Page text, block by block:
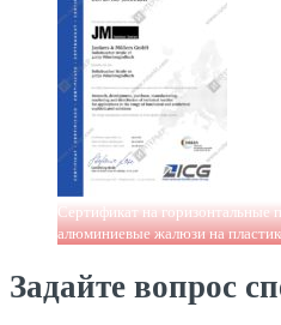
Сертификат на горизонтальные
алюминиевые жалюзи на
Задайте вопрос